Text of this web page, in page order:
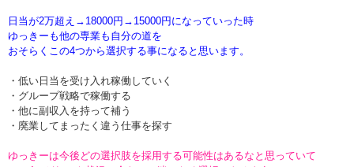
日当が2万超え→18000円→15000円になっていった時
ゆっきーも他の専業も自分の道を
おそらくこの4つから選択する事になると思います。
・低い日当を受け入れ稼働していく
・グループ戦略で稼働する
・他に副収入を持って補う
・廃業してまったく違う仕事を探す
ゆっきーは今後どの選択肢を採用する可能性はあるなと思っていて